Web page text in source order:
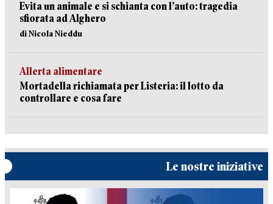
Evita un animale e si schianta con l’auto: tragedia
sfiorata ad Alghero
di Nicola Nieddu
Allerta alimentare
Mortadella richiamata per Listeria: il lotto da
controllare e cosa fare
Le nostre iniziative